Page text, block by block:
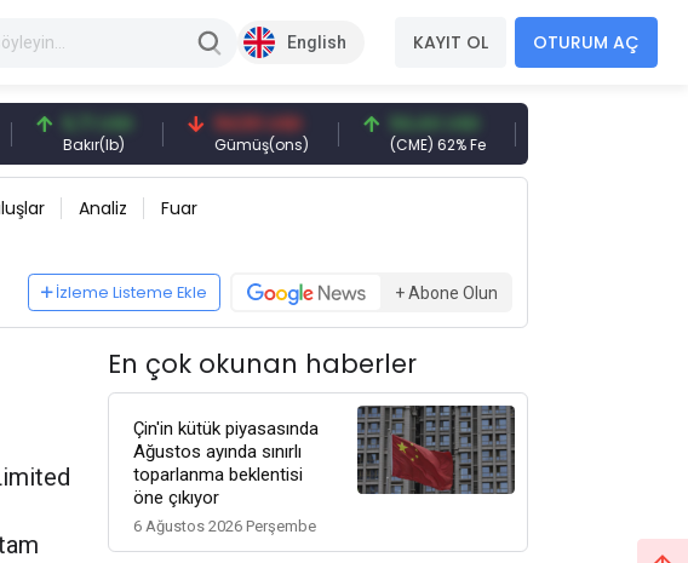
English KAYIT OL OTURUM AÇ
6,71 USD
Bakır(lb)
94,50 USD
Gümüş(ons)
94,44 USD
(CME) 62% Fe
Analiz Fuar
İzleme Listeme Ekle + Abone Olun
En çok okunan haberler
Çin'in kütük piyasasında
Ağustos ayında sınırlı
toparlanma beklentisi
öne çıkıyor
6 Ağustos 2026 Perşembe